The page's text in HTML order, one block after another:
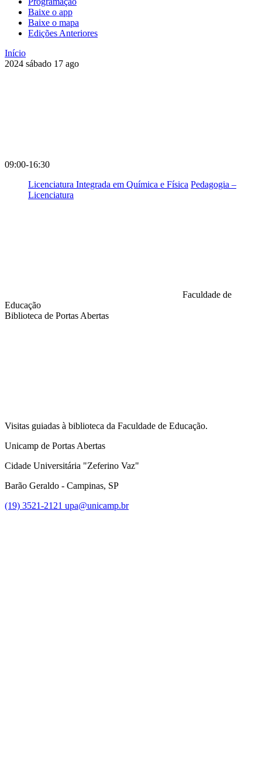
Baixe o app
Baixe o mapa
Edições Anteriores
Início
2024 sábado 17 ago
09:00-16:30
Licenciatura Integrada em Química e Física Pedagogia –
Licenciatura
Faculdade de
Educação
Biblioteca de Portas Abertas
Visitas guiadas à biblioteca da Faculdade de Educação.
Unicamp de Portas Abertas
Cidade Universitária "Zeferino Vaz"
Barão Geraldo - Campinas, SP
(19) 3521-2121 upa@unicamp.br